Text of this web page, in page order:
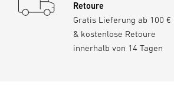
Retoure
Gratis Lieferung ab 100 €
& kostenlose Retoure
innerhalb von 14 Tagen